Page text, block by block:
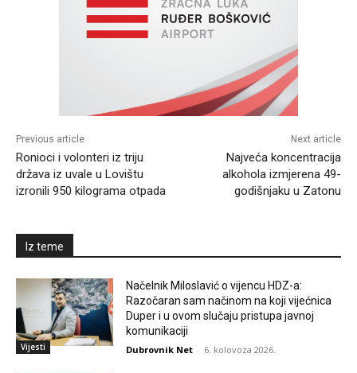
Previous article
Ronioci i volonteri iz triju
država iz uvale u Lovištu
izronili 950 kilograma otpada
Next article
Najveća koncentracija
alkohola izmjerena 49-
godišnjaku u Zatonu
Iz teme
Vijesti
Načelnik Miloslavić o vijencu HDZ-a:
Razočaran sam načinom na koji vijećnica
Duper i u ovom slučaju pristupa javnoj
komunikaciji
Dubrovnik Net - 6. kolovoza 2026.